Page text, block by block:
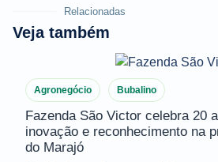
Relacionadas
Veja também
Agronegócio Bubalino
Fazenda São Victor celebra 20
inovação e reconhecimento na
do Marajó